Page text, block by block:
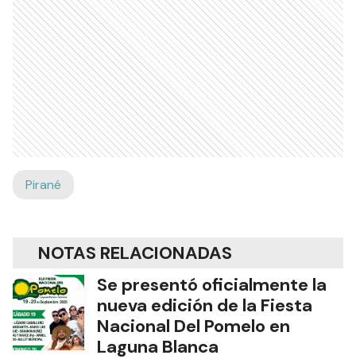
Pirané
NOTAS RELACIONADAS
Se presentó oficialmente la
nueva edición de la Fiesta
Nacional Del Pomelo en
Laguna Blanca